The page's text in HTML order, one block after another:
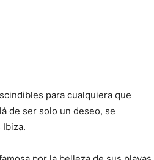
para cualquiera que
de ser solo un deseo, se